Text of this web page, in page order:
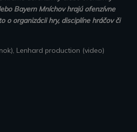
Bayern Mníchov hrajú ofenzívne
o organizácii hry, disciplíne hráčov či
Lenhard production (video)